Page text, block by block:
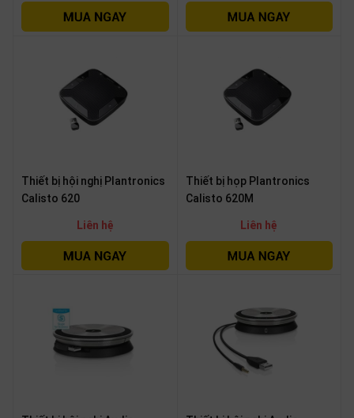
Thiết bị hội nghị Plantronics
Calisto 620
Liên hệ
Thiết bị họp Plantronics
Calisto 620M
Liên hệ
SP
Dịch
vụ